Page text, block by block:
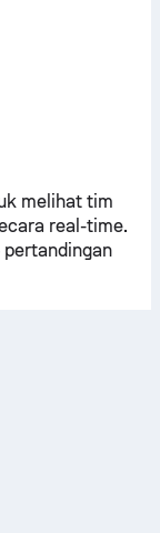
melihat tim
real-time.
pertandingan